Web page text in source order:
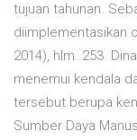
tujuan tahunan.
diimplementasikan
2014), hlm. 253
menemui kendala
tersebut berupa
Sumber Daya